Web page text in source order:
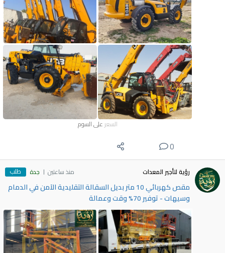
السعر على السوم
0
رؤية لتأجير المعدات منذ ساعتين جدة طلب
مقص كهربائي 10 متر بديل السقالة التقليدية الآمن في الدمام
وسيهات - توفير 70% وقت وعمالة